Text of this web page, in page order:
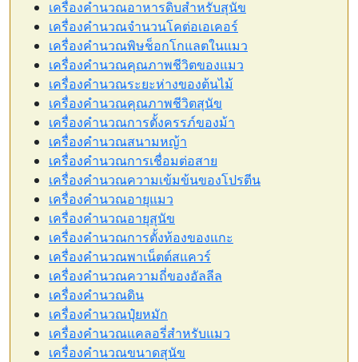
เครื่องคำนวณอาหารดิบสำหรับสุนัข
เครื่องคำนวณจำนวนโคต่อเอเคอร์
เครื่องคำนวณพิษช็อกโกแลตในแมว
เครื่องคำนวณคุณภาพชีวิตของแมว
เครื่องคำนวณระยะห่างของต้นไม้
เครื่องคำนวณคุณภาพชีวิตสุนัข
เครื่องคำนวณการตั้งครรภ์ของม้า
เครื่องคำนวณสนามหญ้า
เครื่องคำนวณการเชื่อมต่อสาย
เครื่องคำนวณความเข้มข้นของโปรตีน
เครื่องคำนวณอายุแมว
เครื่องคำนวณอายุสุนัข
เครื่องคำนวณการตั้งท้องของแกะ
เครื่องคำนวณพาเน็ตต์สแควร์
เครื่องคำนวณความถี่ของอัลลีล
เครื่องคำนวณดิน
เครื่องคำนวณปุ๋ยหมัก
เครื่องคำนวณแคลอรี่สำหรับแมว
เครื่องคำนวณขนาดสุนัข